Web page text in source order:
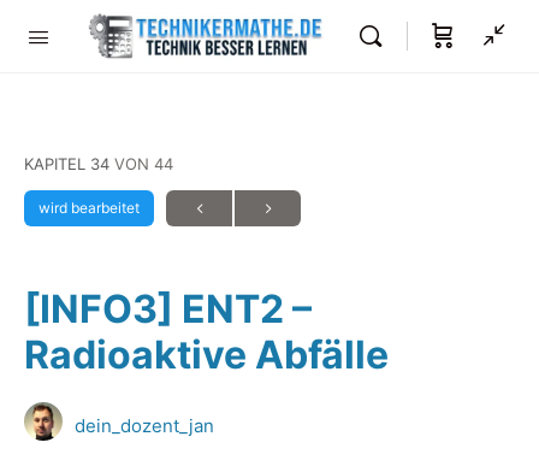
KAPITEL 34 VON 44
wird bearbeitet
[INFO3] ENT2 –
Radioaktive Abfälle
dein_dozent_jan